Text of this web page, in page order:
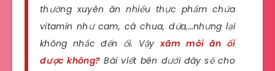
thường xuyên ăn nhiều thực phẩm chứa
vitamin như cam, cà chua, dứa,…nhưng lại
không nhắc đến ổi. Vậyxăm môi ăn ổi
được không? Bài viết bên dưới đây sẽ cho